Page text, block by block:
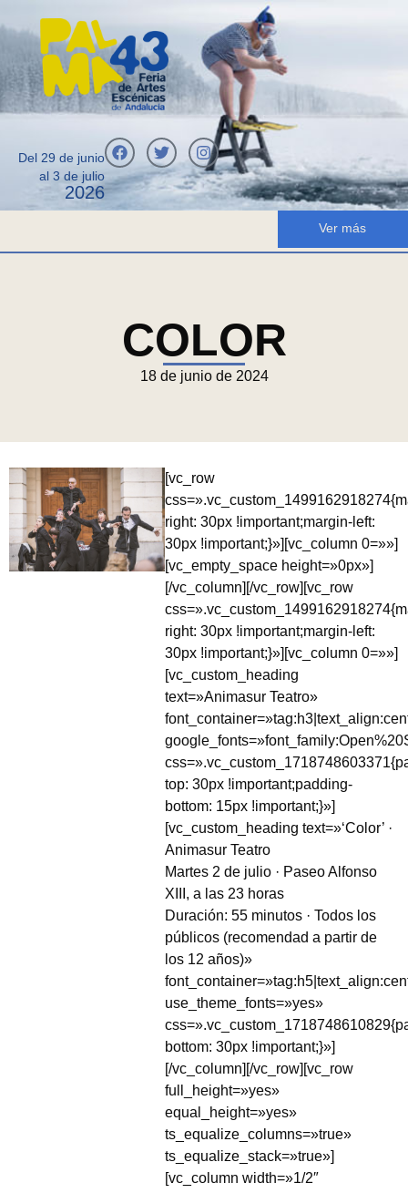
Del 29 de junio
al 3 de julio
2026
Ver más
COLOR
18 de junio de 2024
[vc_row
right: 30px !important;margin-left:
30px !important;}»][vc_column 0=»»]
[vc_empty_space height=»0px»]
[/vc_column][/vc_row][vc_row
right: 30px !important;margin-left:
30px !important;}»][vc_column 0=»»]
[vc_custom_heading
text=»Animasur Teatro»
top: 30px !important;padding-
bottom: 15px !important;}»]
[vc_custom_heading text=»‘Color’ ·
Animasur Teatro
Martes 2 de julio · Paseo Alfonso
XIII, a las 23 horas
Duración: 55 minutos · Todos los
públicos (recomendad a partir de
los 12 años)»
use_theme_fonts=»yes»
bottom: 30px !important;}»]
[/vc_column][/vc_row][vc_row
full_height=»yes»
equal_height=»yes»
ts_equalize_columns=»true»
ts_equalize_stack=»true»]
[vc_column width=»1/2″